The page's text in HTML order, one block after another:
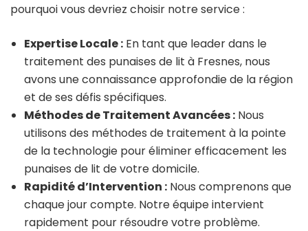
pourquoi vous devriez choisir notre service :
Expertise Locale : En tant que leader dans le
traitement des punaises de lit à Fresnes, nous
avons une connaissance approfondie de la région
et de ses défis spécifiques.
Méthodes de Traitement Avancées : Nous
utilisons des méthodes de traitement à la pointe
de la technologie pour éliminer efficacement les
punaises de lit de votre domicile.
Rapidité d’Intervention : Nous comprenons que
chaque jour compte. Notre équipe intervient
rapidement pour résoudre votre problème.